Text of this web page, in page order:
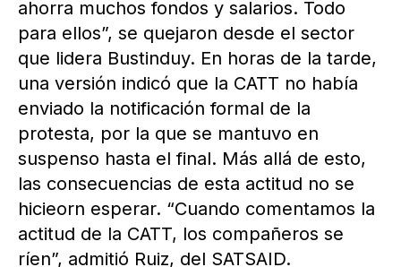
ahorra muchos fondos y salarios. Todo
para ellos”, se quejaron desde el sector
que lidera Bustinduy. En horas de la tarde,
una versión indicó que la CATT no había
enviado la notificación formal de la
protesta, por la que se mantuvo en
suspenso hasta el final. Más allá de esto,
las consecuencias de esta actitud no se
hicieorn esperar. “Cuando comentamos la
actitud de la CATT, los compañeros se
ríen”, admitió Ruiz, del SATSAID.